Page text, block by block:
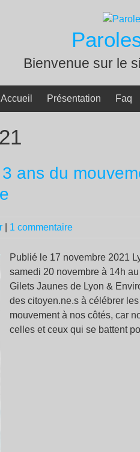
Bienvenue sur le
Accueil Présentation Faq
ans du
1 commentaire
Publié le 17 novembre 2021
samedi 20 novembre à 14h
Gilets Jaunes de Lyon &
des citoyen.ne.s à célébrer
mouvement à nos côtés, car
celles et ceux qui se battent